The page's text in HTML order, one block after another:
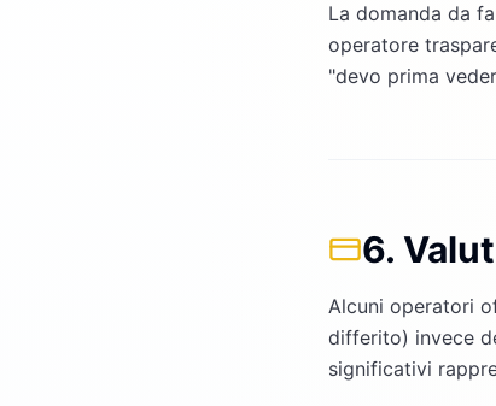
La domanda da
operatore
"devo prima
6.
Alcuni operatori
differito) invece
significativi